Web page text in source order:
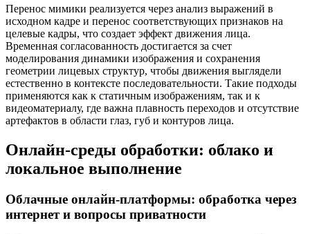
Перенос мимики реализуется через анализ выражений в
исходном кадре и перенос соответствующих признаков на
целевые кадры, что создает эффект движения лица.
Временная согласованность достигается за счет
моделирования динамики изображения и сохранения
геометрии лицевых структур, чтобы движения выглядели
естественно в контексте последовательности. Такие подходы
применяются как к статичным изображениям, так и к
видеоматериалу, где важна плавность переходов и отсутствие
артефактов в области глаз, губ и контуров лица.
Онлайн-среды обработки: облако и
локальное выполнение
Облачные онлайн-платформы: обработка через
интернет и вопросы приватности